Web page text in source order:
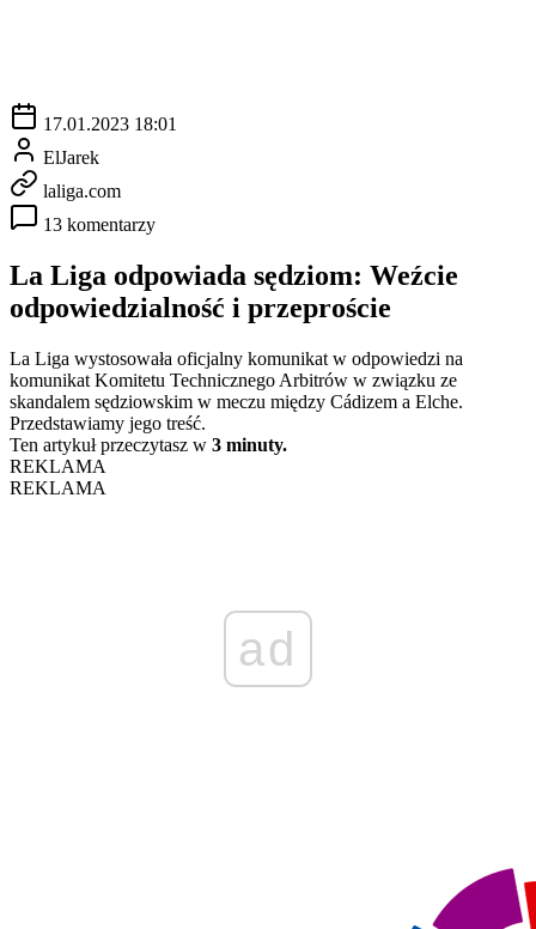
17.01.2023 18:01
ElJarek
laliga.com
13 komentarzy
La Liga odpowiada sędziom: Weźcie
odpowiedzialność i przeproście
La Liga wystosowała oficjalny komunikat w odpowiedzi na
komunikat Komitetu Technicznego Arbitrów w związku ze
skandalem sędziowskim w meczu między Cádizem a Elche.
Przedstawiamy jego treść.
Ten artykuł przeczytasz w 3 minuty.
REKLAMA
REKLAMA
ad